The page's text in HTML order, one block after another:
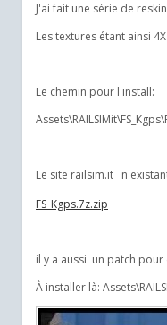
J'ai fait une série de
Les textures étant ainsi
Le chemin pour l'install:
Le site railsim.it
FS_Kgps.7z.zip
il y a aussi un patch
À installer là: